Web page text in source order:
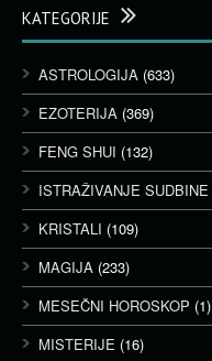
KATEGORIJE
ASTROLOGIJA (633)
EZOTERIJA (369)
FENG SHUI (132)
ISTRAŽIVANJE SUDBINE
KRISTALI (109)
MAGIJA (233)
MESEČNI HOROSKOP (1)
MISTERIJE (16)